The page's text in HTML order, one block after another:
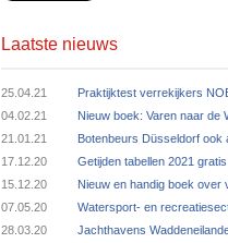
Laatste nieuws
25.04.21
Praktijktest verrekijkers
04.02.21
Nieuw boek: Varen naar de
21.01.21
Botenbeurs Düsseldorf ook
17.12.20
Getijden tabellen 2021
15.12.20
Nieuw en handig boek over
07.05.20
Watersport- en
28.03.20
Jachthavens